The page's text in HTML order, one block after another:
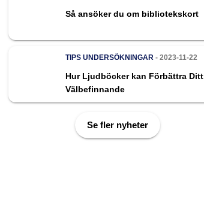
Så ansöker du om bibliotekskort
TIPS UNDERSÖKNINGAR - 2023-11-22
Hur Ljudböcker kan Förbättra Ditt
Välbefinnande
Se fler nyheter